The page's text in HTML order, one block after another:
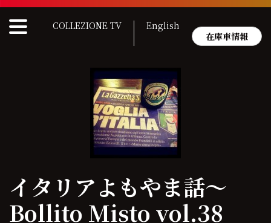
Skip
content
COLLEZIONE TV
English
在庫車情報
イタリアよもやま話〜
Bollito Misto vol.38